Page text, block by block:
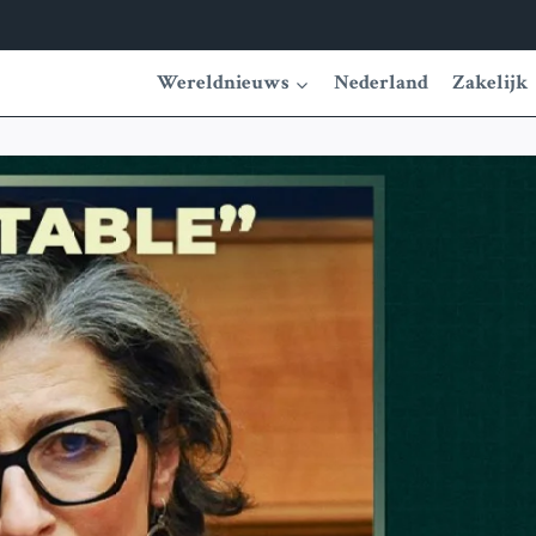
Wereldnieuws Nederland Zakelijk